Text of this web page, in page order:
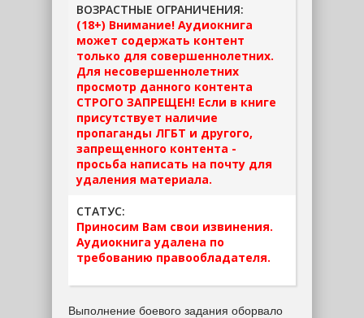
ВОЗРАСТНЫЕ ОГРАНИЧЕНИЯ:
(18+) Внимание! Аудиокнига
может содержать контент
только для совершеннолетних.
Для несовершеннолетних
просмотр данного контента
СТРОГО ЗАПРЕЩЕН! Если в книге
присутствует наличие
пропаганды ЛГБТ и другого,
запрещенного контента -
просьба написать на почту для
удаления материала.
СТАТУС:
Приносим Вам свои извинения.
Аудиокнига удалена по
требованию правообладателя.
Выполнение боевого задания оборвало